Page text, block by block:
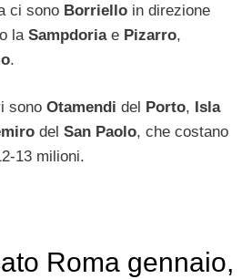
ci sono Borriello in direzione
la Sampdoriae Pizarro,
.
sono Otamendi del Porto, Isla
del San Paolo, che costano
13 milioni.
Roma gennaio,